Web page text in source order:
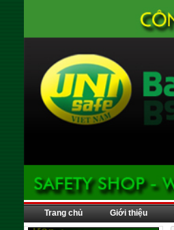
Trang chủ Giới thiệu